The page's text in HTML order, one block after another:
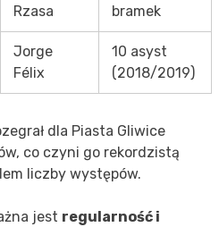
Rzasa
bramek
Jorge
Félix
10 asyst
(2018/2019)
dla Piasta Gliwice
co czyni go rekordzistą
liczby występów.
jest regularność i